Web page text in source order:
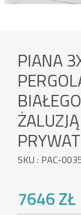
PIANA
SKU : PAC-
7646 ZŁ